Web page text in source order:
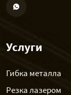
Услуги
Гибка металла
Резка лазером